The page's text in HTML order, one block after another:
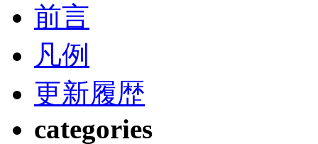
前言
凡例
更新履歴
categories